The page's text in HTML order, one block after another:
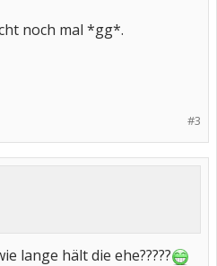
noch mal *gg*.
#3
lange hält die ehe?????